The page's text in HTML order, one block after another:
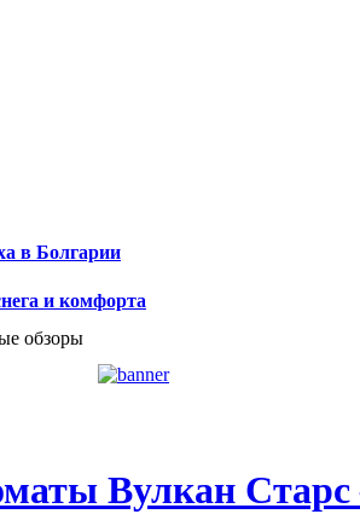
в Болгарии
и комфорта
обзоры
Вулкан Старс